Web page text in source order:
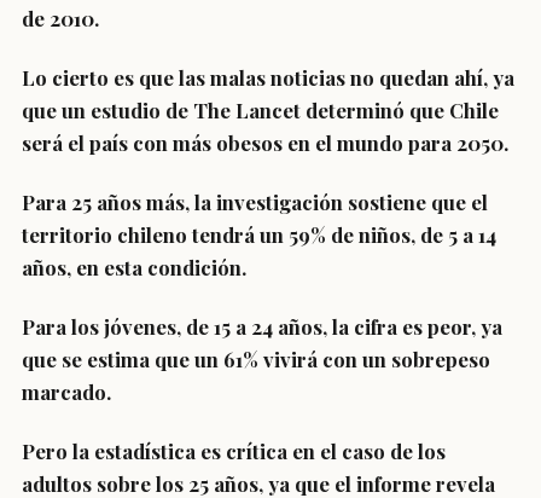
de 2010.
Lo cierto es que las malas noticias no quedan ahí, ya
que un estudio de The Lancet determinó que Chile
será el país con más obesos en el mundo para 2050.
Para 25 años más, la investigación sostiene que el
territorio chileno tendrá un 59% de niños, de 5 a 14
años, en esta condición.
Para los jóvenes, de 15 a 24 años, la cifra es peor, ya
que se estima que un 61% vivirá con un sobrepeso
marcado.
Pero la estadística es crítica en el caso de los
adultos sobre los 25 años, ya que el informe revela